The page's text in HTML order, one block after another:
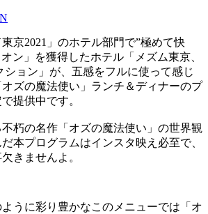
東京2021」のホテル部門で”極めて快
ン」を獲得したホテル「メズム東京、
ション」が、五感をフルに使って感じ
ズの魔法使い」ランチ＆ディナーのプ
提供中です。
朽の名作「オズの魔法使い」の世界観
本プログラムはインスタ映え必至で、
きませんよ。
うに彩り豊かなこのメニューでは「オ